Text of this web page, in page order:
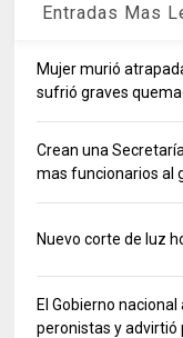
Entradas Mas
Mujer murió
sufrió graves
Crean una
mas funcionarios al
Nuevo corte de luz
El Gobierno
peronistas y advirtió